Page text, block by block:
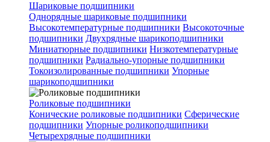
Шариковые подшипники
Однорядные шариковые подшипники
Высокотемпературные подшипники Высокоточные
подшипники Двухрядные шарикоподшипники
Миниатюрные подшипники Низкотемпературные
подшипники Радиально-упорные подшипники
Токоизолированные подшипники Упорные
шарикоподшипники
Роликовые подшипники
Конические роликовые подшипники Сферические
подшипники Упорные роликоподшипники
Четырехрядные подшипники